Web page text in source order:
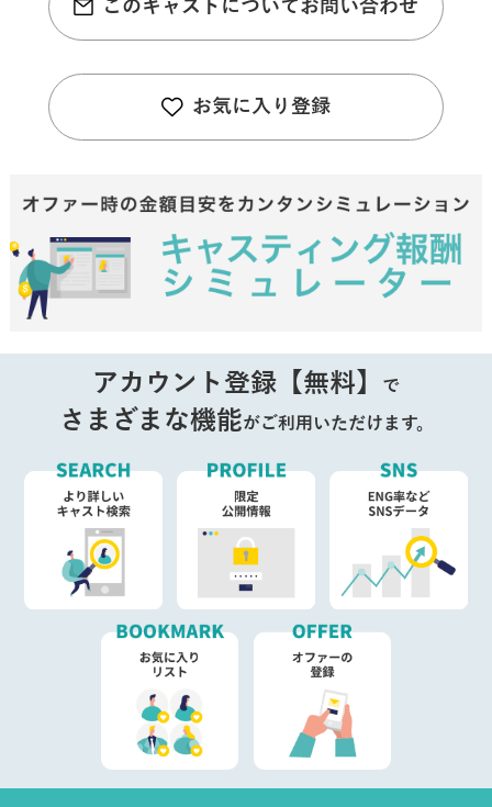
このキャストについてお問い合わせ
お気に入り登録
アカウント登録【無料】 で
さまざまな機能がご利用いただけます。